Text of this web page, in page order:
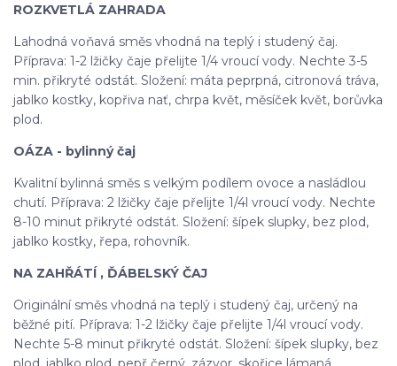
ROZKVETLÁ ZAHRADA
Lahodná voňavá směs vhodná na teplý i studený čaj.
Příprava: 1-2 lžičky čaje přelijte 1/4 vroucí vody. Nechte 3-5
min. přikryté odstát. Složení: máta peprpná, citronová tráva,
jablko kostky, kopřiva nať, chrpa květ, měsíček květ, borůvka
plod.
OÁZA - bylinný čaj
Kvalitní bylinná směs s velkým podílem ovoce a nasládlou
chutí. Příprava: 2 lžičky čaje přelijte 1/4l vroucí vody. Nechte
8-10 minut přikryté odstát. Složení: šípek slupky, bez plod,
jablko kostky, řepa, rohovník.
NA ZAHŘÁTÍ , ĎÁBELSKÝ ČAJ
Originální směs vhodná na teplý i studený čaj, určený na
běžné pití. Příprava: 1-2 lžičky čaje přelijte 1/4l vroucí vody.
Nechte 5-8 minut přikryté odstát. Složení: šípek slupky, bez